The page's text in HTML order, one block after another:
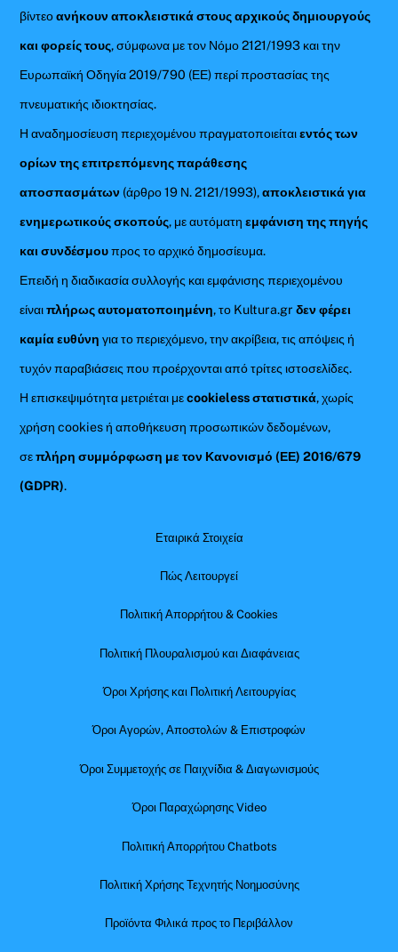
βίντεοανήκουν αποκλειστικά στους αρχικούς δημιουργούς
και φορείς τους, σύμφωνα με τον Νόμο 2121/1993 και την
Ευρωπαϊκή Οδηγία 2019/790 (ΕΕ) περί προστασίας της
πνευματικής ιδιοκτησίας.
Η αναδημοσίευση περιεχομένου πραγματοποιείταιεντός των
ορίων της επιτρεπόμενης παράθεσης
αποσπασμάτων (άρθρο 19 Ν. 2121/1993),αποκλειστικά για
ενημερωτικούς σκοπούς, με αυτόματηεμφάνιση της πηγής
και συνδέσμουπρος το αρχικό δημοσίευμα.
Επειδή η διαδικασία συλλογής και εμφάνισης περιεχομένου
είναιπλήρως αυτοματοποιημένη, το Kultura.grδεν φέρει
καμία ευθύνη για το περιεχόμενο, την ακρίβεια, τις απόψεις ή
τυχόν παραβιάσεις που προέρχονται από τρίτες ιστοσελίδες.
Η επισκεψιμότητα μετριέται μεcookieless στατιστικά, χωρίς
χρήση cookies ή αποθήκευση προσωπικών δεδομένων,
σεπλήρη συμμόρφωση με τον Κανονισμό (ΕΕ) 2016/679
(GDPR).
Εταιρικά Στοιχεία
Πώς Λειτουργεί
Πολιτική Απορρήτου & Cookies
Πολιτική Πλουραλισμού και Διαφάνειας
Όροι Χρήσης και Πολιτική Λειτουργίας
Όροι Αγορών, Αποστολών & Επιστροφών
Όροι Συμμετοχής σε Παιχνίδια & Διαγωνισμούς
Όροι Παραχώρησης Video
Πολιτική Απορρήτου Chatbots
Πολιτική Χρήσης Τεχνητής Νοημοσύνης
Προϊόντα Φιλικά προς το Περιβάλλον